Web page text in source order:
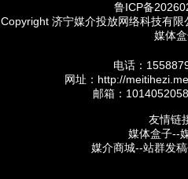
鲁ICP备
Copyright 济宁媒介投放网络科技有
媒体
电话：
网址：http://
邮箱：
友情链
媒体盒子--
媒介商城--站群发